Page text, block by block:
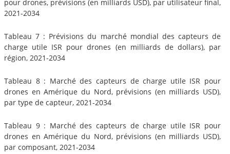
pour drones, prévisions (en milliards USD), par utilisateur final,
2021-2034
Tableau 7 : Prévisions du marché mondial des capteurs de
charge utile ISR pour drones (en milliards de dollars), par
région, 2021-2034
Tableau 8 : Marché des capteurs de charge utile ISR pour
drones en Amérique du Nord, prévisions (en milliards USD),
par type de capteur, 2021-2034
Tableau 9 : Marché des capteurs de charge utile ISR pour
drones en Amérique du Nord, prévisions (en milliards USD),
par composant, 2021-2034